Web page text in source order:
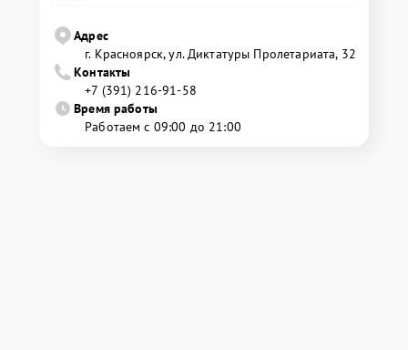
Адрес
г. Красноярск, ул. Диктатуры Пролетариата, 32
Контакты
+7 (391) 216-91-58
Время работы
Работаем с 09:00 до 21:00